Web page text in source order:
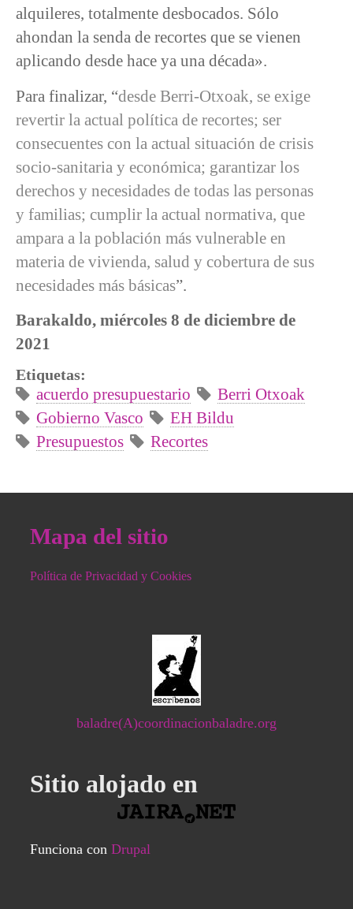
alquileres, totalmente desbocados. Sólo
ahondan la senda de recortes que se vienen
aplicando desde hace ya una década».
Para finalizar, “desde Berri-Otxoak, se exige
revertir la actual política de recortes; ser
consecuentes con la actual situación de crisis
socio-sanitaria y económica; garantizar los
derechos y necesidades de todas las personas
y familias; cumplir la actual normativa, que
ampara a la población más vulnerable en
materia de vivienda, salud y cobertura de sus
necesidades más básicas”.
Barakaldo, miércoles 8 de diciembre de
2021
Etiquetas:
acuerdo presupuestario
Berri Otxoak
Gobierno Vasco
EH Bildu
Presupuestos
Recortes
Mapa del sitio
Política de Privacidad y Cookies
baladre(A)coordinacionbaladre.org
Sitio alojado en
Funciona con Drupal